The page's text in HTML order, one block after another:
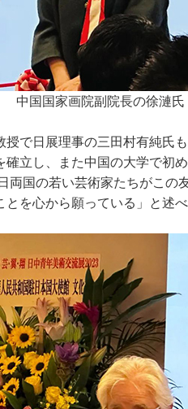
中国国家画院副院長の徐漣氏
授で日展理事の三田村有純氏
確立し、また中国の大学で初
両国の若い芸術家たちがこの
とを心から願っている」と述